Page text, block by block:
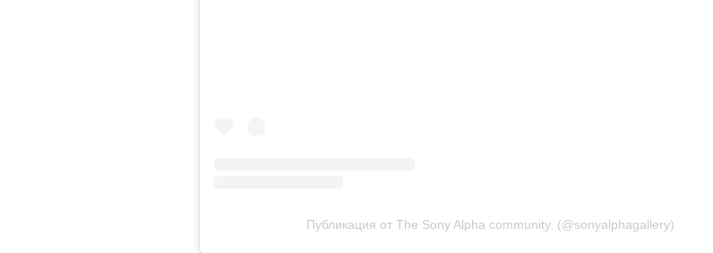
Публикация от The Sony Alpha community. (@sonyalphagallery)